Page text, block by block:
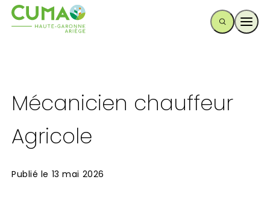
Mécanicien chauffeur
Agricole
Publié le 13 mai 2026